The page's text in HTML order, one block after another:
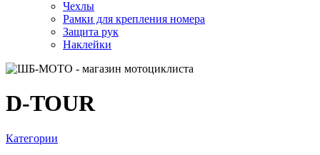
Чехлы
Рамки для крепления номера
Защита рук
Наклейки
D-TOUR
Категории